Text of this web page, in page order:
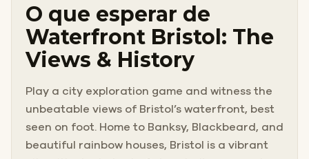
O que esperar de
Waterfront Bristol: The
Views & History
Play a city exploration game and witness the
unbeatable views of Bristol’s waterfront, best
seen on foot. Home to Banksy, Blackbeard, and
beautiful rainbow houses, Bristol is a vibrant